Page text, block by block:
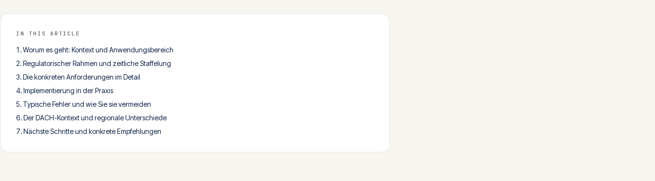
IN THIS ARTICLE
Worum es geht: Kontext und Anwendungsbereich
Regulatorischer Rahmen und zeitliche Staffelung
Die konkreten Anforderungen im Detail
Implementierung in der Praxis
Typische Fehler und wie Sie sie vermeiden
Der DACH-Kontext und regionale Unterschiede
Nächste Schritte und konkrete Empfehlungen